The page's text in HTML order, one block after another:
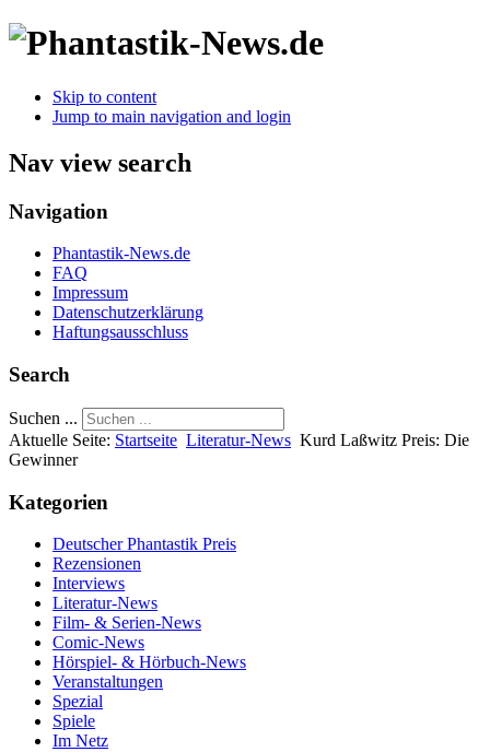
Skip to content
Jump to main navigation and login
Nav view search
Navigation
Phantastik-News.de
FAQ
Impressum
Datenschutzerklärung
Haftungsausschluss
Search
Suchen ...
Aktuelle Seite: Startseite Literatur-News Kurd Laßwitz Preis: Die
Gewinner
Kategorien
Deutscher Phantastik Preis
Rezensionen
Interviews
Literatur-News
Film- & Serien-News
Comic-News
Hörspiel- & Hörbuch-News
Veranstaltungen
Spezial
Spiele
Im Netz